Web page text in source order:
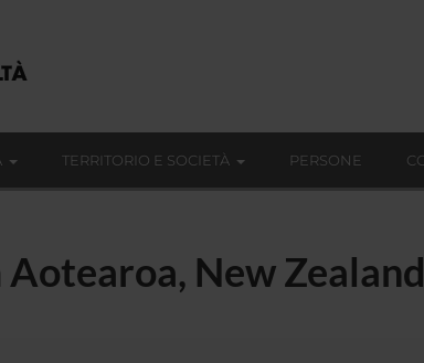
TERRITORIO E SOCIETÀ PERSONE
New Zealand